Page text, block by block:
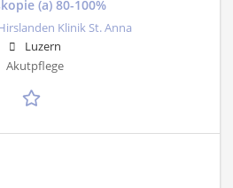
(a) 80-100%
Klinik St. Anna
Luzern
Akutpflege